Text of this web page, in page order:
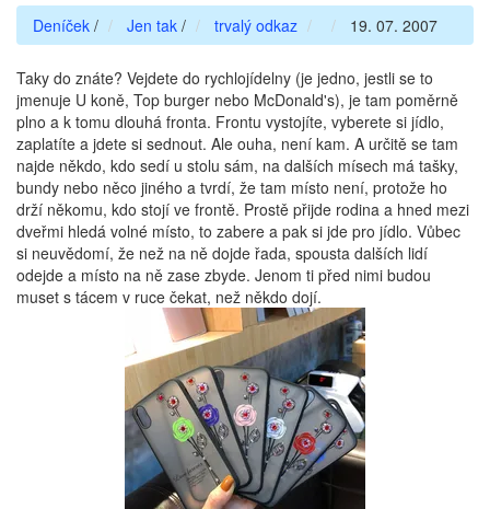
Deníček / Jen tak / trvalý odkaz 19. 07. 2007
Taky do znáte? Vejdete do rychlojídelny (je jedno, jestli se to
jmenuje U koně, Top burger nebo McDonald's), je tam poměrně
plno a k tomu dlouhá fronta. Frontu vystojíte, vyberete si jídlo,
zaplatíte a jdete si sednout. Ale ouha, není kam. A určitě se tam
najde někdo, kdo sedí u stolu sám, na dalších mísech má tašky,
bundy nebo něco jiného a tvrdí, že tam místo není, protože ho
drží někomu, kdo stojí ve frontě. Prostě přijde rodina a hned mezi
dveřmi hledá volné místo, to zabere a pak si jde pro jídlo. Vůbec
si neuvědomí, že než na ně dojde řada, spousta dalších lidí
odejde a místo na ně zase zbyde. Jenom ti před nimi budou
muset s tácem v ruce čekat, než někdo dojí.